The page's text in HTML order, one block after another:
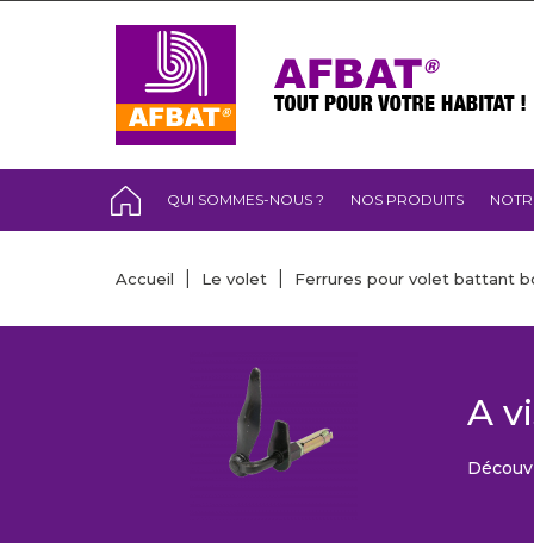
QUI SOMMES-NOUS ? NOS PRODUITS
Accueil Le volet Ferrures pour volet battant
A